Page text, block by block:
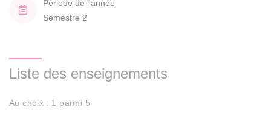
Période de l'année
Semestre 2
Liste des enseignements
Au choix : 1 parmi 5